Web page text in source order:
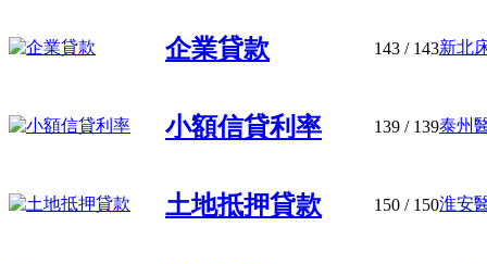
企業貸款 143 / 143新北
小額信貸利率 139 / 139泰州
土地抵押貸款 150 / 150淮安